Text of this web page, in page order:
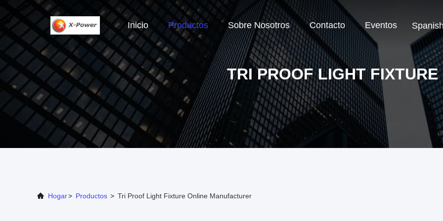
Inicio Productos Sobre Nosotros Contacto Eventos
TRI PROOF LIGHT FIXTURE
Hogar> Productos > Tri Proof Light Fixture Online Manufacturer